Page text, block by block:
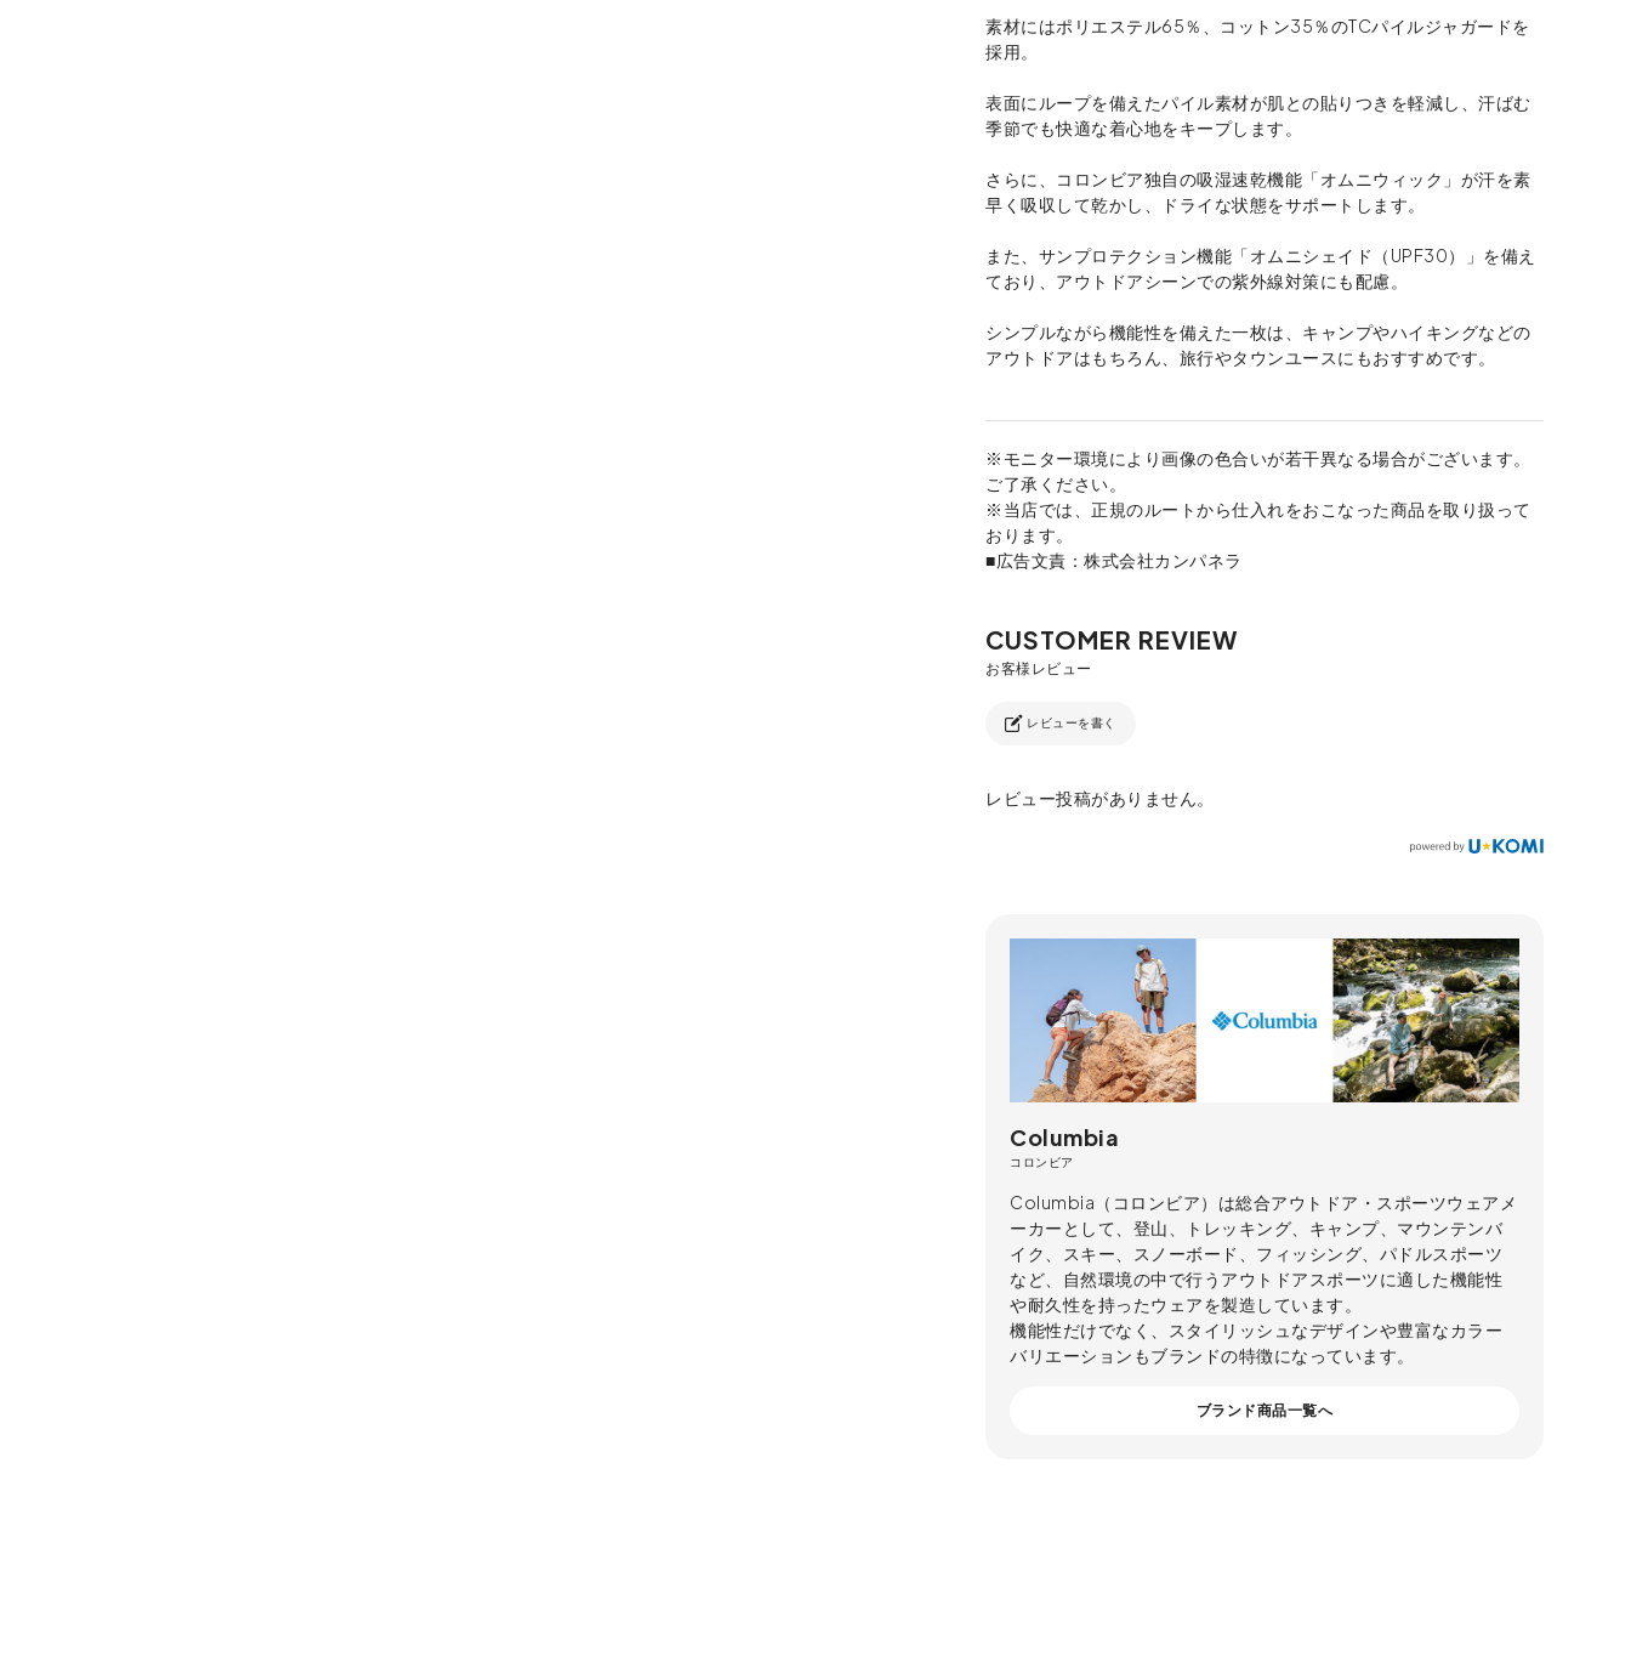
素材にはポリエステル65％、コットン35％のTCパイルジャガードを
採用。
表面にループを備えたパイル素材が肌との貼りつきを軽減し、汗ばむ
季節でも快適な着心地をキープします。
さらに、コロンビア独自の吸湿速乾機能「オムニウィック」が汗を素
早く吸収して乾かし、ドライな状態をサポートします。
また、サンプロテクション機能「オムニシェイド（UPF30）」を備え
ており、アウトドアシーンでの紫外線対策にも配慮。
シンプルながら機能性を備えた一枚は、キャンプやハイキングなどの
アウトドアはもちろん、旅行やタウンユースにもおすすめです。
※モニター環境により画像の色合いが若干異なる場合がございます。
ご了承ください。
※当店では、正規のルートから仕入れをおこなった商品を取り扱って
おります。
■広告文責：株式会社カンパネラ
レビューを書く
レビュー投稿がありません。
Columbia
コロンビア
Columbia（コロンビア）は総合アウトドア・スポーツウェアメ
ーカーとして、登山、トレッキング、キャンプ、マウンテンバ
イク、スキー、スノーボード、フィッシング、パドルスポーツ
など、自然環境の中で行うアウトドアスポーツに適した機能性
や耐久性を持ったウェアを製造しています。
機能性だけでなく、スタイリッシュなデザインや豊富なカラー
バリエーションもブランドの特徴になっています。
ブランド商品一覧へ